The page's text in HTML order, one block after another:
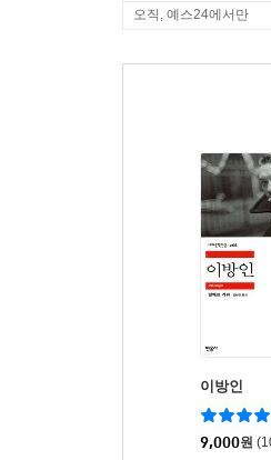
오직, 예스24에서만
이방인
9,000원